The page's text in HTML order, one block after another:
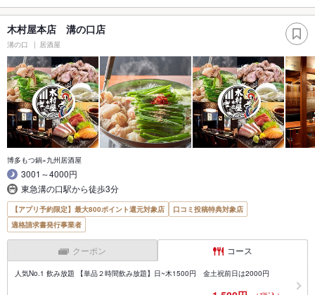
木村屋本店 溝の口店
溝の口 居酒屋
博多もつ鍋×九州居酒屋
3001～4000円
東急溝の口駅から徒歩3分
【アプリ予約限定】最大800ポイント還元対象店
口コミ投稿特典対象店
適格請求書発行事業者
クーポン コース
人気No.1 飲み放題 【単品２時間飲み放題】日~木1500円 金土祝前日は2000円